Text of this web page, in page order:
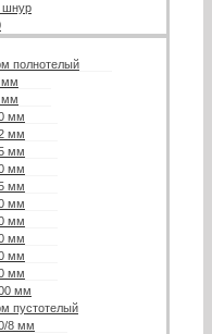
шнур
полнотелый
мм
мм
мм
мм
мм
мм
мм
мм
мм
мм
мм
мм
мм
пустотелый
8 мм